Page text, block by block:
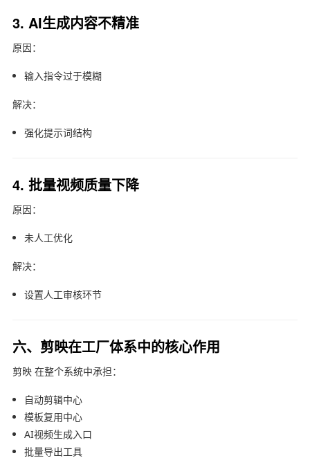
3. AI生成内容不精准
原因：
输入指令过于模糊
解决：
强化提示词结构
4. 批量视频质量下降
原因：
未人工优化
解决：
设置人工审核环节
六、剪映在工厂体系中的核心作用
剪映在整个系统中承担：
自动剪辑中心
模板复用中心
AI视频生成入口
批量导出工具